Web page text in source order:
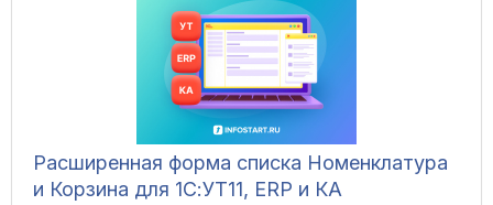
Расширенная форма списка Номенклатура
и Корзина для 1С:УТ11, ERP и КА